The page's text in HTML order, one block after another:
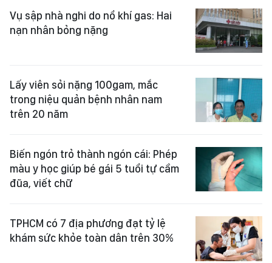
Vụ sập nhà nghi do nổ khí gas: Hai
nạn nhân bỏng nặng
Lấy viên sỏi nặng 100gam, mắc
trong niệu quản bệnh nhân nam
trên 20 năm
Biến ngón trỏ thành ngón cái: Phép
màu y học giúp bé gái 5 tuổi tự cầm
đũa, viết chữ
TPHCM có 7 địa phương đạt tỷ lệ
khám sức khỏe toàn dân trên 30%